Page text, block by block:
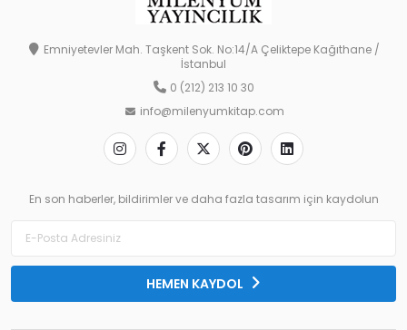
Emniyetevler Mah. Taşkent Sok. No:14/A Çeliktepe Kağıthane /
İstanbul
0 (212) 213 10 30
info@milenyumkitap.com
En son haberler, bildirimler ve daha fazla tasarım için kaydolun
HEMEN KAYDOL